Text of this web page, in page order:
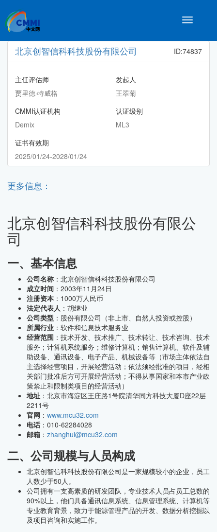
Toggle
北京创智信科科技股份有限公司 ID:74837
主任评估师
贾里德·特威格
发起人
王翠菊
CMMI认证机构
Demix
认证级别
ML3
证书有效期
2025/01/24-2028/01/24
更多信息：
北京创智信科科技股份有限公
司
一、基本信息
公司名称 ：北京创智信科科技股份有限公司
成立时间 ：2003年11月24日
注册资本 ：1000万人民币
法定代表人 ：胡继业
公司类型 ：股份有限公司（非上市、自然人投资或控股）
所属行业 ：软件和信息技术服务业
经营范围 ：技术开发、技术推广、技术转让、技术咨询、技术
服务；计算机系统服务；维修计算机；销售计算机、软件及辅
助设备、通讯设备、电子产品、机械设备等（市场主体依法自
主选择经营项目，开展经营活动；依法须经批准的项目，经相
关部门批准后方可开展经营活动；不得从事国家和本市产业政
策禁止和限制类项目的经营活动）
地址 ：北京市海淀区王庄路1号院清华同方科技大厦D座22层
2211号
官网 ： www.mcu32.com
电话 ：010-62284028
邮箱 ： zhanghui@mcu32.com
二、公司规模与人员构成
北京创智信科科技股份有限公司是一家规模较小的企业，员工
人数少于50人。
公司拥有一支高素质的研发团队，专业技术人员占员工总数的
90%以上，他们具备通讯信息系统、信息管理系统、计算机等
专业教育背景，致力于能源管理产品的开发、数据分析挖掘以
及项目咨询和实施工作。